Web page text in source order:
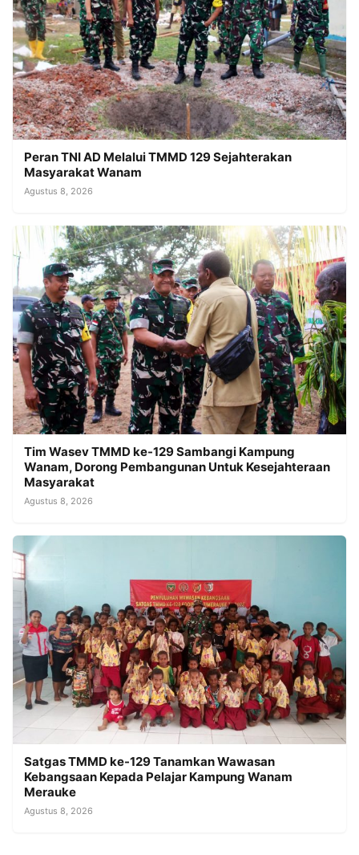
Peran TNI AD Melalui TMMD 129 Sejahterakan
Masyarakat Wanam
Agustus 8, 2026
Tim Wasev TMMD ke-129 Sambangi Kampung
Wanam, Dorong Pembangunan Untuk Kesejahteraan
Masyarakat
Agustus 8, 2026
Satgas TMMD ke-129 Tanamkan Wawasan
Kebangsaan Kepada Pelajar Kampung Wanam
Merauke
Agustus 8, 2026